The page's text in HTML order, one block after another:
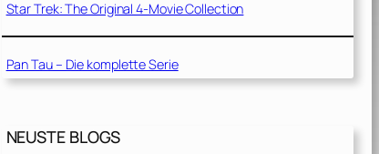
Star Trek: The Original 4-Movie Collection
Pan Tau – Die komplette Serie
NEUSTE BLOGS